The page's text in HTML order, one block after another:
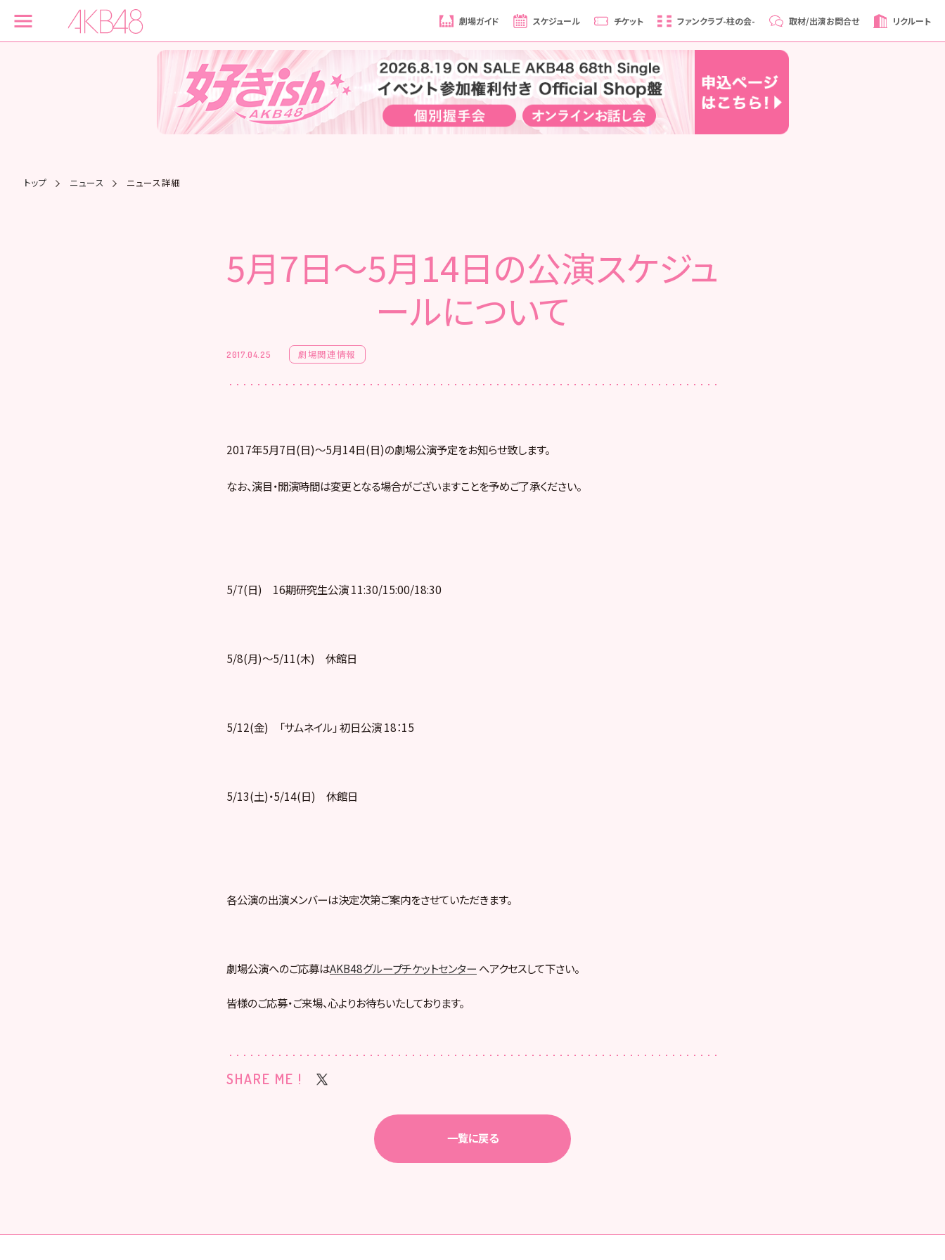
劇場ガイド スケジュール チケット ファンクラブ-柱の会- 取材/出演お問合せ リクルート
トップ ニュース ニュース詳細
5月7日～5月14日の公演スケジュ
ールについて
2017.04.25 劇場関連情報
2017年5月7日(日)～5月14日(日)の劇場公演予定をお知らせ致します。
なお、演目・開演時間は変更となる場合がございますことを予めご了承ください。
5/7(日) 16期研究生公演 11:30/15:00/18:30
5/8(月)～5/11(木) 休館日
5/12(金) 「サムネイル」 初日公演 18：15
5/13(土)・5/14(日) 休館日
各公演の出演メンバーは決定次第ご案内をさせていただきます。
劇場公演へのご応募はAKB48グループチケットセンター へアクセスして下さい。
皆様のご応募・ご来場、心よりお待ちいたしております。
SHARE ME !
一覧に戻る